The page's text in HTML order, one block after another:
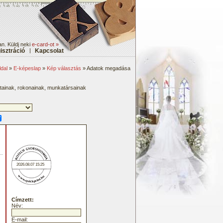
Küldj nekie-card-ot »
| Kapcsolat
» E-képeslap » Kép választás » Adatok megadása
rokonainak, munkatársainak
2026.08.07 15:25
Címzett:
Név:
E-mail: